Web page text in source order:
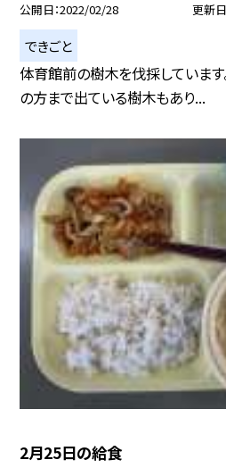
公開日 2022/02/28 更新日
できごと
体育館前の樹木を伐採しています
の方まで出ている樹木もあり...
2月25日の給食